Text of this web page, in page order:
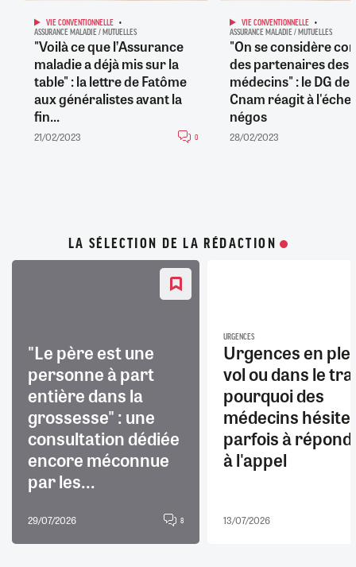
VIE CONVENTIONNELLE
ASSURANCE MALADIE / MUTUELLES
"Voilà ce que l’Assurance
maladie a déjà mis sur la
table" : la lettre de Fatôme
aux généralistes avant la
fin...
21/02/2023 0
VIE CONVENTIONNELLE
ASSURANCE MALADIE / MUTUELLES
"On se considère
des partenaires des
médecins" : le DG de
Cnam réagit à
négos
28/02/2023
LA SÉLECTION DE LA RÉDACTION
"Le père est une
personne à part
entière dans la
grossesse" : une
consultation dédiée
encore méconnue
par les...
29/07/2026 8
URGENCES
Urgences en
vol ou dans le
pourquoi des
médecins
parfois à
à l'appel
13/07/2026